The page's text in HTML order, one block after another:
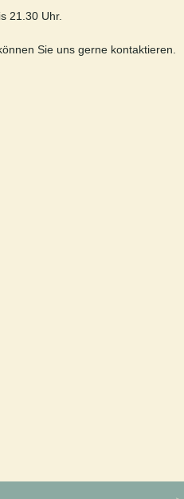
21.30 Uhr.
Sie uns gerne kontaktieren.